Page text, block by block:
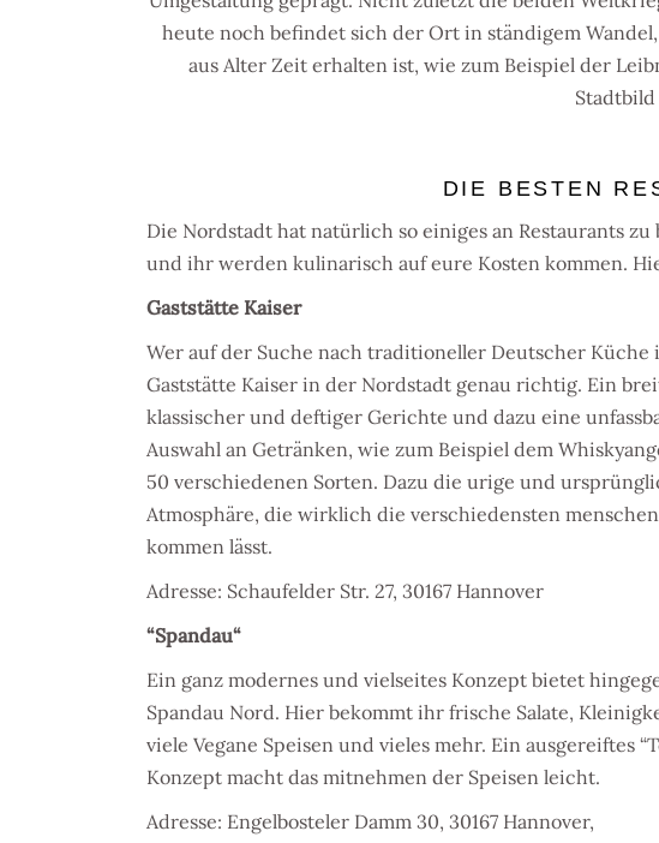
heute noch befindet sich der Ort in ständigem
aus Alter Zeit erhalten ist, wie zum Beispiel der
Stadtbild
DIE BESTEN
Die Nordstadt hat natürlich so einiges an Restaurants
und ihr werden kulinarisch auf eure Kosten kommen.
Gaststätte Kaiser
Wer auf der Suche nach traditioneller Deutscher Küche
Gaststätte Kaiser in der Nordstadt genau richtig. Ein
klassischer und deftiger Gerichte und dazu eine
Auswahl an Getränken, wie zum Beispiel dem
50 verschiedenen Sorten. Dazu die urige und
Atmosphäre, die wirklich die verschiedensten
kommen lässt.
Adresse: Schaufelder Str. 27, 30167 Hannover
“Spandau“
Ein ganz modernes und vielseites Konzept bietet
Spandau Nord. Hier bekommt ihr frische Salate,
viele Vegane Speisen und vieles mehr. Ein ausgereiftes
Konzept macht das mitnehmen der Speisen leicht.
Adresse: Engelbosteler Damm 30, 30167 Hannover,